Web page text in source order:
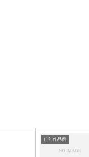
俳句作品例